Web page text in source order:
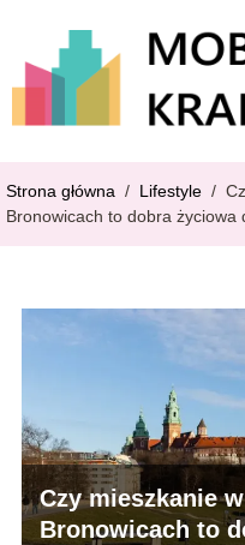
Strona główna / Lifestyle /
Bronowicach to dobra życiowa
Czy mieszkanie
Bronowicach to